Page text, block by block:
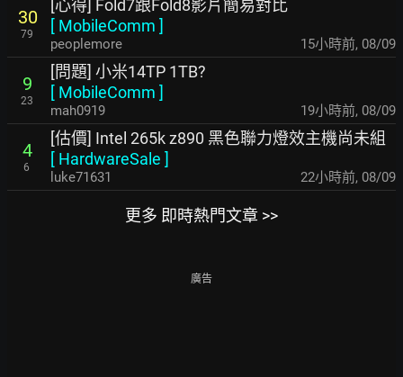
30
79
[心得] Fold7跟Fold8影片簡易對比
[ MobileComm ]
peoplemore 15小時前, 08/09
9
23
[問題] 小米14TP 1TB?
[ MobileComm ]
mah0919 19小時前, 08/09
4
6
[估價] Intel 265k z890 黑色聯力燈效主機尚未組
[ HardwareSale ]
luke71631 22小時前, 08/09
更多 即時熱門文章 >>
廣告